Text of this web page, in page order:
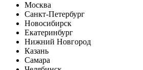
Москва
Санкт-Петербург
Новосибирск
Екатеринбург
Нижний Новгород
Казань
Самара